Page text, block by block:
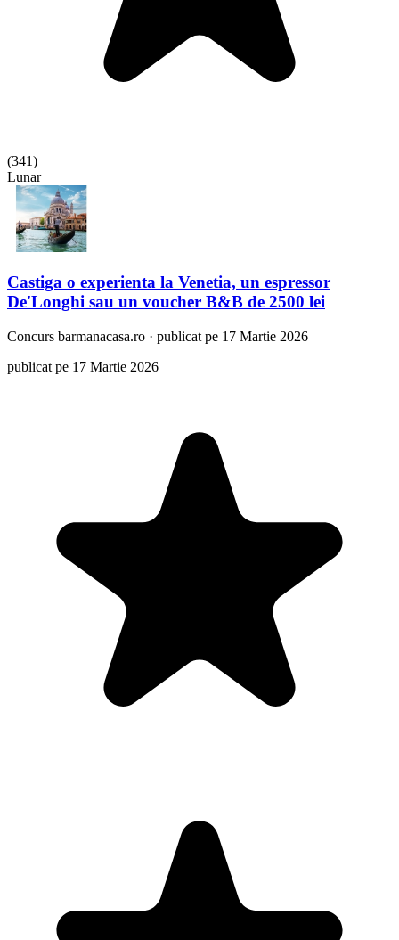
(341)
Lunar
Castiga o experienta la Venetia, un espressor
De'Longhi sau un voucher B&B de 2500 lei
Concurs barmanacasa.ro · publicat pe 17 Martie 2026
publicat pe 17 Martie 2026